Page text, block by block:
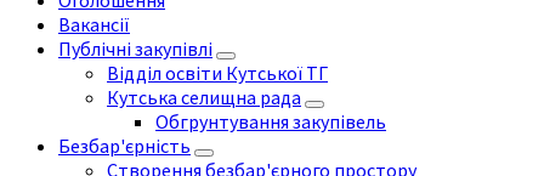
Вакансії
Публічні закупівлі
Відділ освіти Кутської ТГ
Кутська селищна рада
Обгрунтування закупівель
Безбар'єрність
Створення безбар'єрного простору